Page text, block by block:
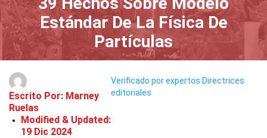
Estándar De La Física De
Partículas
Escrito Por: Marney
Ruelas
Modified & Updated:
19 Dic 2024
Verificado por expertos Directrices
editoriales